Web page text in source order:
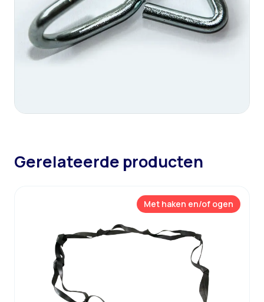
Gerelateerde producten
Met haken en/of ogen